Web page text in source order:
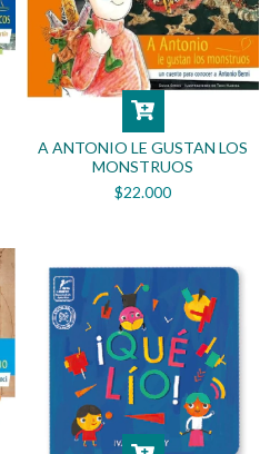
A ANTONIO LE GUSTAN LOS
MONSTRUOS
$22.000